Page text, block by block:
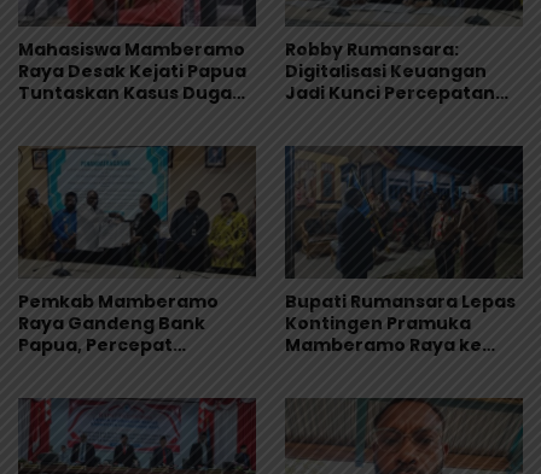
Mahasiswa Mamberamo
Raya Desak Kejati Papua
Tuntaskan Kasus Dugaan
Robby Rumansara:
Digitalisasi Keuangan
Jadi Kunci Percepatan
Pemkab Mamberamo
Raya Gandeng Bank
Papua, Percepat
Bupati Rumansara Lepas
Kontingen Pramuka
Mamberamo Raya ke